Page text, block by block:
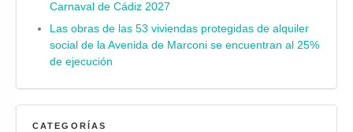
Carnaval de Cádiz 2027
Las obras de las 53 viviendas protegidas de alquiler
social de la Avenida de Marconi se encuentran al 25%
de ejecución
CATEGORÍAS